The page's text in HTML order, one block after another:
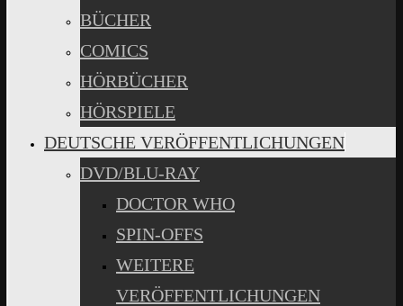
BÜCHER
COMICS
HÖRBÜCHER
HÖRSPIELE
DEUTSCHE VERÖFFENTLICHUNGEN
DVD/BLU-RAY
DOCTOR WHO
SPIN-OFFS
WEITERE
VERÖFFENTLICHUNGEN